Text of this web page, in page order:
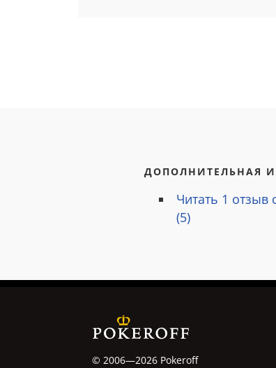
ДОПОЛНИТЕЛЬНАЯ
Читать 1 отзыв
(5)
© 2006—2026 Pokeroff